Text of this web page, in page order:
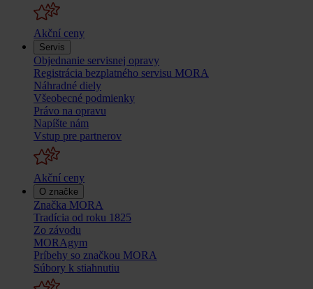
Akční ceny
Servis
Objednanie servisnej opravy
Registrácia bezplatného servisu MORA
Náhradné diely
Všeobecné podmienky
Právo na opravu
Napíšte nám
Vstup pre partnerov
Akční ceny
O značke
Značka MORA
Tradícia od roku 1825
Zo závodu
MORAgym
Príbehy so značkou MORA
Súbory k stiahnutiu